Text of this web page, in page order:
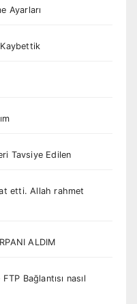
Ayarları
Kaybettik
Tavsiye Edilen
etti. Allah rahmet
ALDIM
Bağlantısı nasıl